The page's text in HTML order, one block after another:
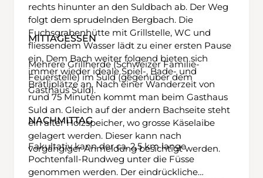
rechts hinunter an den Suldbach ab. Der Weg
folgt dem sprudelnden Bergbach. Die
Fuchsgrabenhütte mit Grillstelle, WC und
fliessendem Wasser lädt zu einer ersten Pause
ein. Dem Bach weiter folgend bieten sich
immer wieder ideale Spiel-, Bade- und
Brätliplätze an. Nach einer Wanderzeit von
rund 75 Minuten kommt man beim Gasthaus
Suld an. Gleich auf der andern Bachseite steht
ein alter Holzspeicher, wo grosse Käselaibe
gelagert werden. Dieser kann nach
vorgängiger Anmeldung besichtigt werden.
MITTAGESSEN
Mehrere Grillherde (Schweizer Familie-
Feuerstelle) im Suld (gegenüber dem
Gasthaus Suld).
NACHMITTAG
Fakultativ kann der ca. 2,5 km lange
Pochtenfall-Rundweg unter die Füsse
genommen werden. Der eindrückliche